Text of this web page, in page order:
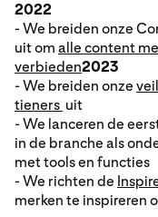
2022
- We breiden onze
uit om alle content
verbieden2023
- We breiden onze
tieners uit
- We lanceren de
in de branche als
met tools en functies
- We richten de
merken te inspireren